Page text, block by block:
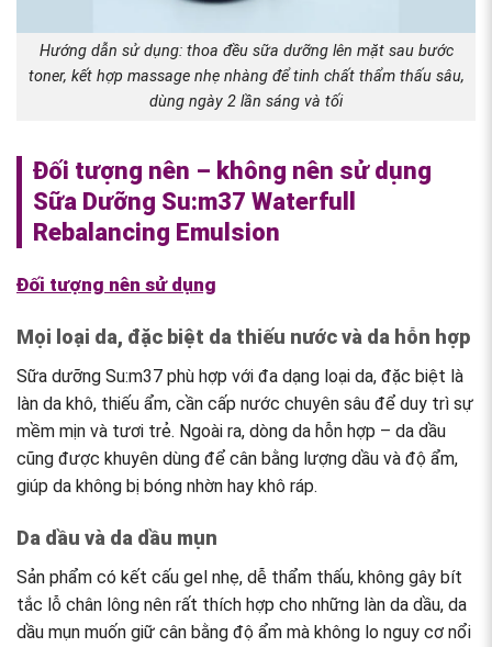
Hướng dẫn sử dụng: thoa đều sữa dưỡng lên mặt sau bước
toner, kết hợp massage nhẹ nhàng để tinh chất thẩm thấu sâu,
dùng ngày 2 lần sáng và tối
Đối tượng nên – không nên sử dụng
Sữa Dưỡng Su:m37 Waterfull
Rebalancing Emulsion
Đối tượng nên sử dụng
Mọi loại da, đặc biệt da thiếu nước và da hỗn hợp
Sữa dưỡng Su:m37 phù hợp với đa dạng loại da, đặc biệt là
làn da khô, thiếu ẩm, cần cấp nước chuyên sâu để duy trì sự
mềm mịn và tươi trẻ. Ngoài ra, dòng da hỗn hợp – da dầu
cũng được khuyên dùng để cân bằng lượng dầu và độ ẩm,
giúp da không bị bóng nhờn hay khô ráp.
Da dầu và da dầu mụn
Sản phẩm có kết cấu gel nhẹ, dễ thẩm thấu, không gây bít
tắc lỗ chân lông nên rất thích hợp cho những làn da dầu, da
dầu mụn muốn giữ cân bằng độ ẩm mà không lo nguy cơ nổi